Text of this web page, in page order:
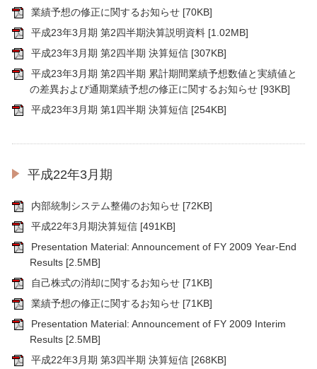
業績予想の修正に関するお知らせ[70KB]
平成23年3月期 第2四半期決算説明資料[1.02MB]
平成23年3月期 第2四半期 決算短信[307KB]
平成23年3月期 第2四半期 累計期間業績予想数値と実績値と
の差異および通期業績予想の修正に関するお知らせ[93KB]
平成23年3月期 第1四半期 決算短信[254KB]
平成22年3月期
内部統制システム整備のお知らせ[72KB]
平成22年3月期決算短信[491KB]
Presentation Material: Announcement of FY 2009 Year-End
Results[2.5MB]
自己株式の消却に関するお知らせ[71KB]
業績予想の修正に関するお知らせ[71KB]
Presentation Material: Announcement of FY 2009 Interim
Results[2.5MB]
平成22年3月期 第3四半期 決算短信[268KB]